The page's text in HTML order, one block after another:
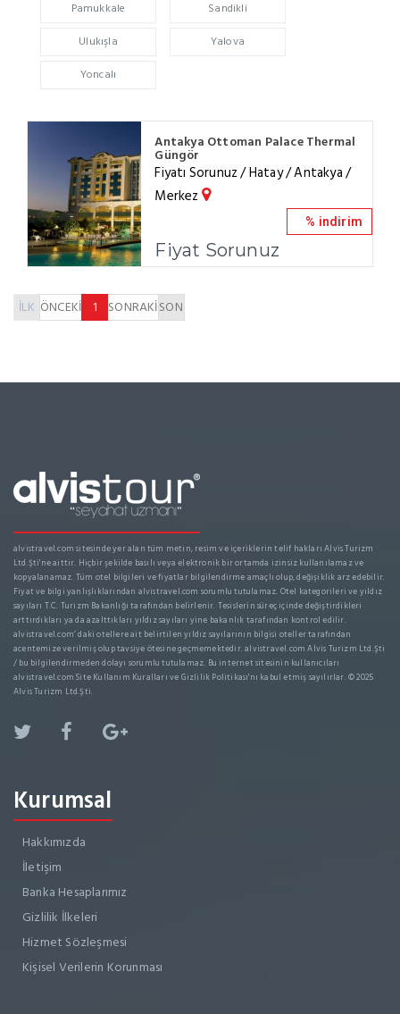
Pamukkale
Sandikli
Ulukışla
Yalova
Yoncalı
Antakya Ottoman Palace Thermal
Güngör
Fiyatı Sorunuz / Hatay / Antakya /
Merkez
Fiyat Sorunuz
% indirim
İLK ÖNCEKİ 1 SONRAKİSON
alvistravel.com sitesinde yer alan tüm metin, resim ve içeriklerin telif hakları Alvis Turizm
Ltd.Şti'ne aittir. Hiçbir şekilde basılı veya elektronik bir ortamda izinsiz kullanılamaz ve
kopyalanamaz. Tüm otel bilgileri ve fiyatlar bilgilendirme amaçlı olup, değişiklik arz edebilir.
Fiyat ve bilgi yanlışlıklarından alvistravel.com sorumlu tutulamaz. Otel kategorileri ve yıldız
sayıları T.C. Turizm Bakanlığı tarafından belirlenir. Tesislerin süreç içinde değiştirdikleri
arttırdıkları ya da azalttıkları yıldız sayıları yine bakanlık tarafından kontrol edilir.
alvistravel.com’ daki otellere ait belirtilen yıldız sayılarının bilgisi oteller tarafından
acentemize verilmiş olup tavsiye ötesine geçmemektedir. alvistravel.com Alvis Turizm Ltd.Şti
/ bu bilgilendirmeden dolayı sorumlu tutulamaz. Bu internet sitesinin kullanıcıları
alvistravel.com Site Kullanım Kuralları ve Gizlilik Politikası'nı kabul etmiş sayılırlar. © 2025
Alvis Turizm Ltd.Şti.
Kurumsal
Hakkımızda
İletişim
Banka Hesaplarımız
Gizlilik İlkeleri
Hizmet Sözleşmesi
Kişisel Verilerin Korunması